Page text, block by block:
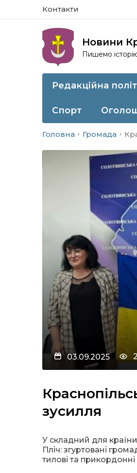
Контакти
Новини
Пишемо
Редакційна
Спорт
Головна Громада
03.09.2025
зусилля
У складний для
Пліч: згуртовані
тилові та